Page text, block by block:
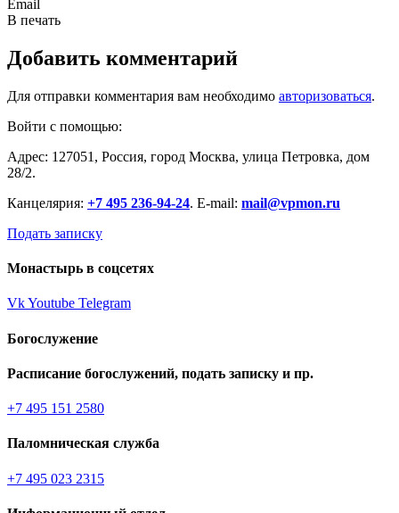
Email
В печать
Добавить комментарий
Для отправки комментария вам необходимо авторизоваться.
Войти с помощью:
Адрес: 127051, Россия, город Москва, улица Петровка, дом
28/2.
Канцелярия: +7 495 236-94-24. E-mail: mail@vpmon.ru
Подать записку
Монастырь в соцсетях
VkYoutube Telegram
Богослужение
Расписание богослужений, подать записку и пр.
+7 495 151 2580
Паломническая служба
+7 495 023 2315